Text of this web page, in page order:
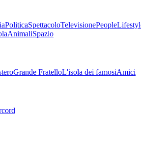
PoliticaSpettacoloTelevisionePeople
AnimaliSpazio
Grande FratelloL'isola dei famosiAmici